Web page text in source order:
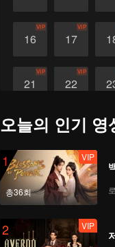
16
VIP
17
VIP
21
VIP
22
VIP
오늘의 인기 영
1
총36회
VIP
2 VIP